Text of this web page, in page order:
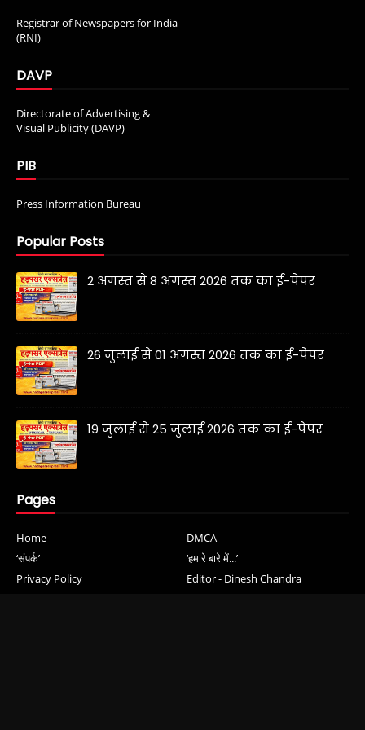
Registrar of Newspapers for India
(RNI)
DAVP
Directorate of Advertising &
Visual Publicity (DAVP)
PIB
Press Information Bureau
Popular Posts
2 अगस्त से 8 अगस्त 2026 तक का ई-पेपर
26 जुलाई से 01 अगस्त 2026 तक का ई-पेपर
19 जुलाई से 25 जुलाई 2026 तक का ई-पेपर
Pages
Home
DMCA
‘संपर्क’
‘हमारे बारे में...’
Privacy Policy
Editor - Dinesh Chandra